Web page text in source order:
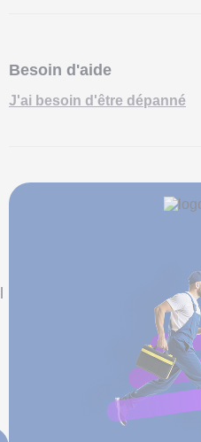
Besoin d'aide
J'ai besoin d'être dépanné